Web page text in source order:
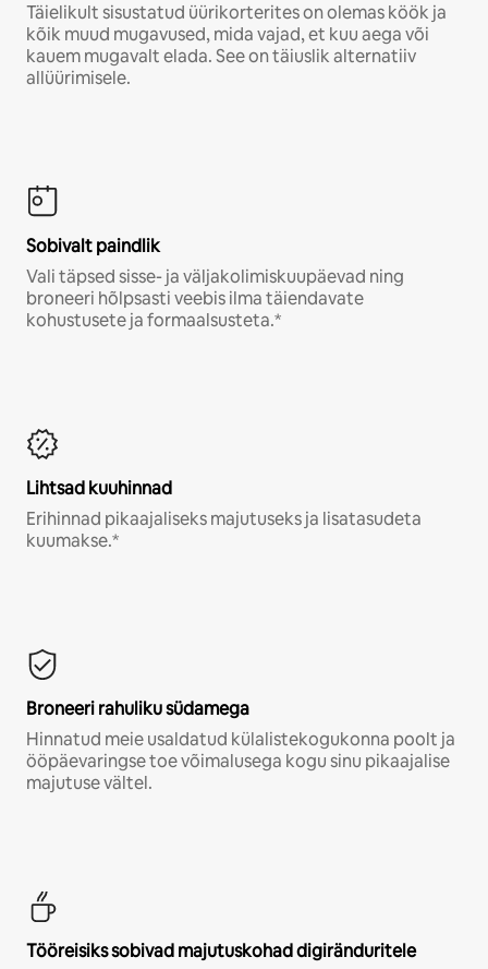
Täielikult sisustatud üürikorterites on olemas köök ja
kõik muud mugavused, mida vajad, et kuu aega või
kauem mugavalt elada. See on täiuslik alternatiiv
allüürimisele.
Sobivalt paindlik
Vali täpsed sisse- ja väljakolimiskuupäevad ning
broneeri hõlpsasti veebis ilma täiendavate
kohustusete ja formaalsusteta.*
Lihtsad kuuhinnad
Erihinnad pikaajaliseks majutuseks ja lisatasudeta
kuumakse.*
Broneeri rahuliku südamega
Hinnatud meie usaldatud külalistekogukonna poolt ja
ööpäevaringse toe võimalusega kogu sinu pikaajalise
majutuse vältel.
Tööreisiks sobivad majutuskohad digiränduritele